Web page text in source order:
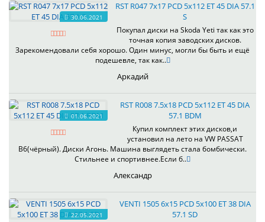
30.06.2021
RST R047 7x17 PCD 5x112 ET 45 DIA 57.1
S
Покупал диски на Skoda Yeti так как это
точная копия заводских дисков.
Зарекомендовали себя хорошо. Один минус, могли бы быть и ещё
подешевле, так как..
Аркадий
01.06.2021
RST R008 7.5x18 PCD 5x112 ET 45 DIA
57.1 BDM
Купил комплект этих дисков,и
установил на лето на VW PASSAT
B6(чёрный). Диски Агонь. Машина выглядеть стала бомбически.
Стильнее и спортивнее.Если б..
Александр
22.05.2021
VENTI 1505 6x15 PCD 5x100 ET 38 DIA
57.1 SD